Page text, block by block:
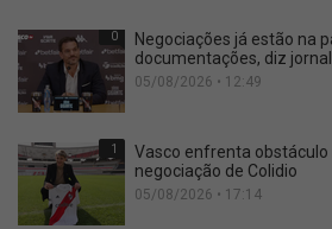
0
Negociações já estão na
documentações, diz
05/08/2026 • 12:49
1
Vasco enfrenta obstáculo
negociação de Colidio
05/08/2026 • 17:14